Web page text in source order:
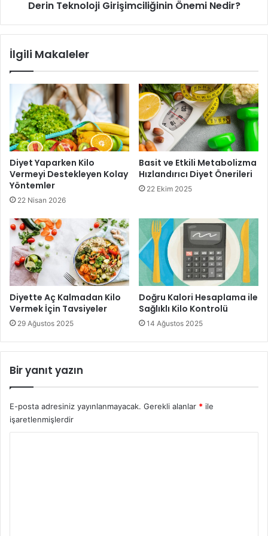
bulundurulmalıdır.
Derin Teknoloji Girişimciliğinin Önemi Nedir?
İlgili Makaleler
Diyet Yaparken Kilo
Vermeyi Destekleyen Kolay
Yöntemler
22 Nisan 2026
Basit ve Etkili Metabolizma
Hızlandırıcı Diyet Önerileri
22 Ekim 2025
Diyette Aç Kalmadan Kilo
Vermek İçin Tavsiyeler
29 Ağustos 2025
Doğru Kalori Hesaplama ile
Sağlıklı Kilo Kontrolü
14 Ağustos 2025
Bir yanıt yazın
E-posta adresiniz yayınlanmayacak. Gerekli alanlar * ile
işaretlenmişlerdir